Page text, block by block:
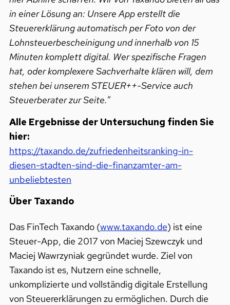
in einer Lösung an: Unsere App erstellt die
Steuererklärung automatisch per Foto von der
Lohnsteuerbescheinigung und innerhalb von 15
Minuten komplett digital. Wer spezifische Fragen
hat, oder komplexere Sachverhalte klären will, dem
stehen bei unserem STEUER++-Service auch
Steuerberater zur Seite.”
Alle Ergebnisse der Untersuchung finden Sie
hier:
https://taxando.de/zufriedenheitsranking-in-
diesen-stadten-sind-die-finanzamter-am-
unbeliebtesten
Über Taxando
Das FinTech Taxando (www.taxando.de) ist eine
Steuer-App, die 2017 von Maciej Szewczyk und
Maciej Wawrzyniak gegründet wurde. Ziel von
Taxando ist es, Nutzern eine schnelle,
unkomplizierte und vollständig digitale Erstellung
von Steuererklärungen zu ermöglichen. Durch die